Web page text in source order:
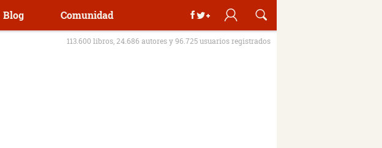
Blog Comunidad
113.600 libros, 24.686 autores y 96.725 usuarios registrados